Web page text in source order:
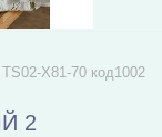
TS02-X81-70 код1002
2